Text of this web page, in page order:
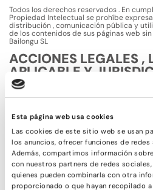
Esta página web usa cookies
Las cookies de este sitio web se usan
los anuncios, ofrecer funciones de
Además, compartimos información
con nuestros partners de redes
quienes pueden combinarla con otra
proporcionado o que hayan recopilado
Todos los derechos reservados . En
Propiedad Intelectual se prohíbe
distribución , comunicación pública y
de los contenidos de sus páginas web
Bailongu SL
ACCIONES LEGALES ,
APLICABLE Y
Bailongu S.L. se reserva asimismo la
civiles o penales que considere
condiciones.
Con carácter general , las relaciones con
la prestación de los servicios contenidos
sometidos a la legislación y jurisdicción
Los usuarios de esta página web son
lo aceptan voluntariamente.
AUTORIZACIÓN